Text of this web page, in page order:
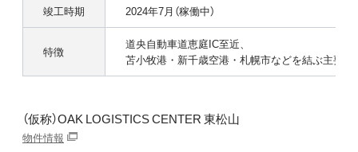
竣工時期 2024年7月（稼働中）
特徴
道央自動車道恵庭IC至近、
苫小牧港・新千歳空港・札幌市などを結ぶ主要配
（仮称）OAK LOGISTICS CENTER 東松山
物件情報